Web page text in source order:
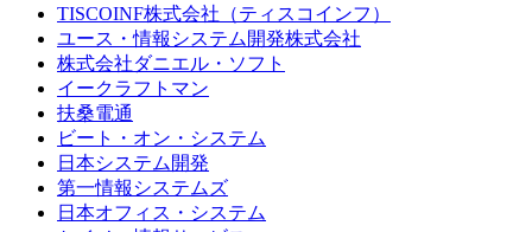
TISCOINF株式会社（ティスコインフ）
ユース・情報システム開発株式会社
株式会社ダニエル・ソフト
イークラフトマン
扶桑電通
ビート・オン・システム
日本システム開発
第一情報システムズ
日本オフィス・システム